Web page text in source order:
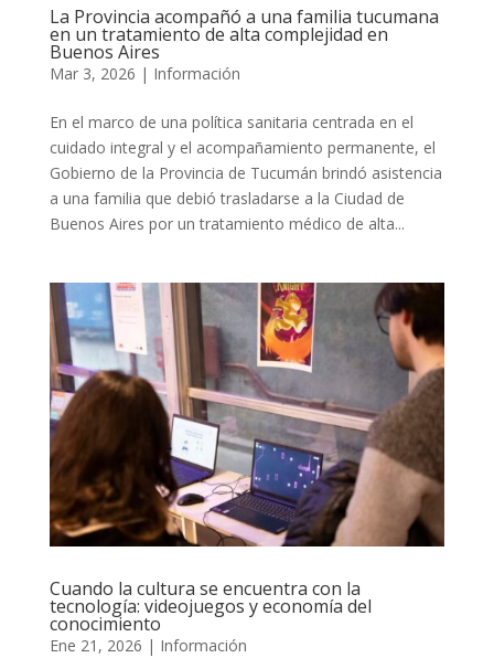
La Provincia acompañó a una familia tucumana
en un tratamiento de alta complejidad en
Buenos Aires
Mar 3, 2026 | Información
En el marco de una política sanitaria centrada en el
cuidado integral y el acompañamiento permanente, el
Gobierno de la Provincia de Tucumán brindó asistencia
a una familia que debió trasladarse a la Ciudad de
Buenos Aires por un tratamiento médico de alta...
Cuando la cultura se encuentra con la
tecnología: videojuegos y economía del
conocimiento
Ene 21, 2026 | Información